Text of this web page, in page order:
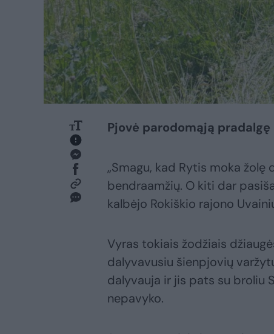
Pjovė parodomąją pradalgę
„Smagu, kad Rytis moka
bendraamžių. O kiti dar
kalbėjo Rokiškio rajono
Vyras tokiais žodžiais
dalyvavusiu šienpjovių
dalyvauja ir jis pats su broliu
nepavyko.